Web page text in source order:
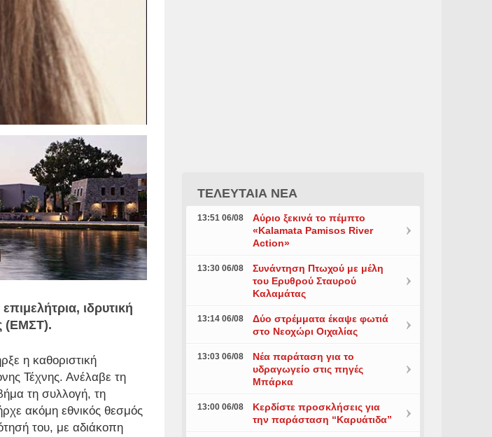
ιδρυτική
(ΕΜΣΤ).
η καθοριστική
Τέχνης. Ανέλαβε τη
τη συλλογή, τη
ακόμη εθνικός θεσμός
του, με αδιάκοπη
ΤΕΛΕΥΤΑΙΑ ΝΕΑ
13:51 06/08
Αύριο ξεκινά το πέμπτο
«Kalamata Pamisos River
Action»
13:30 06/08
Συνάντηση Πτωχού με μέλη
του Ερυθρού Σταυρού
Καλαμάτας
13:14 06/08
Δύο στρέμματα έκαψε φωτιά
στο Νεοχώρι Οιχαλίας
13:03 06/08
Νέα παράταση για το
υδραγωγείο στις πηγές
Μπάρκα
13:00 06/08
Κερδίστε προσκλήσεις για
την παράσταση “Καρυάτιδα”